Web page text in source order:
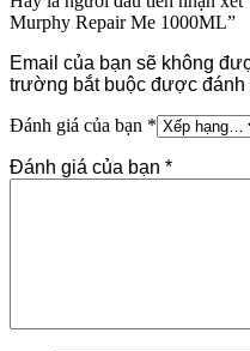
Murphy Repair Me 1000ML”
Email của bạn sẽ không
trường bắt buộc được đánh
Đánh giá của bạn *
Đánh giá của bạn *